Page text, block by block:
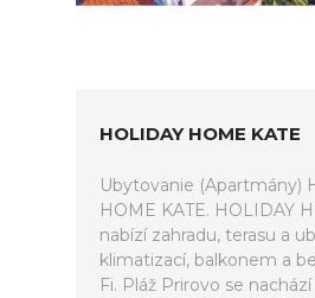
HOLIDAY HOME KATE
Ubytovanie (Apartmány)
HOME KATE. HOLIDAY
nabízí zahradu, terasu a
klimatizací, balkonem a
Fi. Pláž Prirovo se